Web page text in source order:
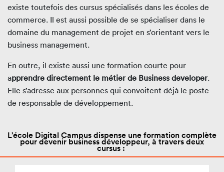
existe toutefois des cursus spécialisés dans les écoles de
commerce. Il est aussi possible de se spécialiser dans le
domaine du management de projet en s’orientant vers le
business management.
En outre, il existe aussi une formation courte pour
apprendre directement le métier de Business developer.
Elle s’adresse aux personnes qui convoitent déjà le poste
de responsable de développement.
L’école Digital Campus dispense une formation complète
pour devenir business développeur, à travers deux
cursus :